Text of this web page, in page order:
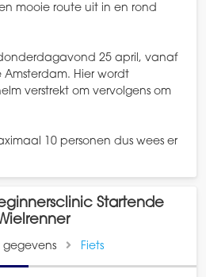
mooie route uit in en rond
25 april, vanaf
Amsterdam. Hier wordt
verstrekt om vervolgens om
10 personen dus wees er
Startende
Fiets